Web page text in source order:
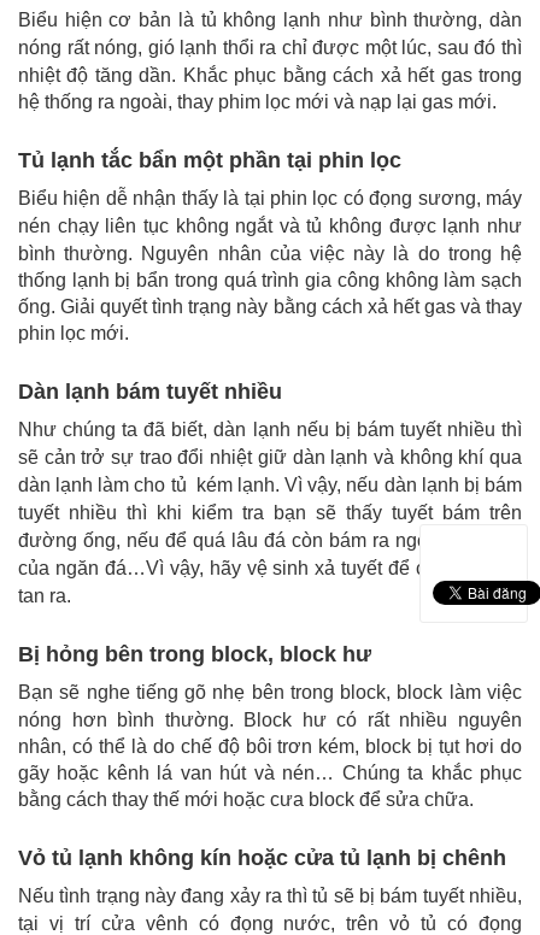
Biểu hiện cơ bản là tủ không lạnh như bình thường, dàn
nóng rất nóng, gió lạnh thổi ra chỉ được một lúc, sau đó thì
nhiệt độ tăng dần. Khắc phục bằng cách xả hết gas trong
hệ thống ra ngoài, thay phim lọc mới và nạp lại gas mới.
Tủ lạnh tắc bẩn một phần tại phin lọc
Biểu hiện dễ nhận thấy là tại phin lọc có đọng sương, máy
nén chạy liên tục không ngắt và tủ không được lạnh như
bình thường. Nguyên nhân của việc này là do trong hệ
thống lạnh bị bẩn trong quá trình gia công không làm sạch
ống.Giải quyết tình trạng này bằng cách xả hết gas và thay
phin lọc mới.
Dàn lạnh bám tuyết nhiều
Như chúng ta đã biết, dàn lạnh nếu bị bám tuyết nhiều thì
sẽ cản trở sự trao đổi nhiệt giữ dàn lạnh và không khí qua
dàn lạnh làm cho tủ kém lạnh. Vì vậy, nếu dàn lạnh bị bám
tuyết nhiều thì khi kiểm tra bạn sẽ thấy tuyết bám trên
đường ống, nếu để quá lâu đá còn bám ra ngoài vỏ nhựa
của ngăn đá…Vì vậy, hãy vệ sinh xả tuyết để chúng được
tan ra.
Bị hỏng bên trong block, block hư
Bạn sẽ nghe tiếng gõ nhẹ bên trong block, block làm việc
nóng hơn bình thường.
Block hư có rất nhiều nguyên
nhân, có thể là do chế độ bôi trơn kém, block bị tụt hơi do
gãy hoặc kênh lá van hút và nén… Chúng ta khắc phục
bằng cách thay thế mới hoặc cưa block để sửa chữa.
Vỏ tủ lạnh không kín hoặc cửa tủ lạnh bị chênh
Nếu tình trạng này đang xảy ra thì tủ sẽ bị bám tuyết nhiều,
tại vị trí cửa vênh có đọng nước, trên vỏ tủ có đọng